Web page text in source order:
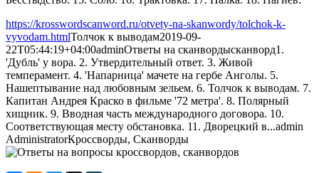
https://krosswordscanword.ru/otvety-na-skanwordy/tolchok-k-
vyvodam.htmlТолчок к выводам2019-09-
22T05:44:19+04:00adminОтветы на сканвордысканворд1.
'Дубль' у вора. 2. Утвердительный ответ. 3. Живой
темперамент. 4. 'Напарница' мачете на гербе Анголы. 5.
Нашептывание над любовным зельем. 6. Толчок к выводам. 7.
Капитан Андрея Краско в фильме '72 метра'. 8. Полярный
хищник. 9. Вводная часть международного договора. 10.
Соответствующая месту обстановка. 11. Дворецкий в...admin
AdministratorКроссворды, Сканворды